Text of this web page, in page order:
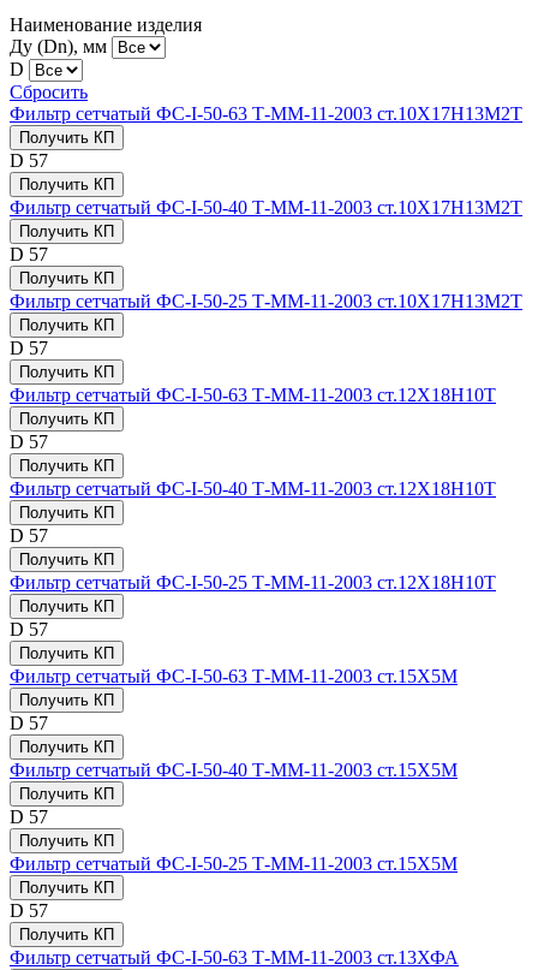
Наименование изделия
Ду (Dn), мм
D
Сбросить
Фильтр сетчатый ФС-I-50-63 Т-ММ-11-2003 ст.10Х17Н13М2Т
Получить КП
D 57
Получить КП
Фильтр сетчатый ФС-I-50-40 Т-ММ-11-2003 ст.10Х17Н13М2Т
Получить КП
D 57
Получить КП
Фильтр сетчатый ФС-I-50-25 Т-ММ-11-2003 ст.10Х17Н13М2Т
Получить КП
D 57
Получить КП
Фильтр сетчатый ФС-I-50-63 Т-ММ-11-2003 ст.12Х18Н10Т
Получить КП
D 57
Получить КП
Фильтр сетчатый ФС-I-50-40 Т-ММ-11-2003 ст.12Х18Н10Т
Получить КП
D 57
Получить КП
Фильтр сетчатый ФС-I-50-25 Т-ММ-11-2003 ст.12Х18Н10Т
Получить КП
D 57
Получить КП
Фильтр сетчатый ФС-I-50-63 Т-ММ-11-2003 ст.15Х5М
Получить КП
D 57
Получить КП
Фильтр сетчатый ФС-I-50-40 Т-ММ-11-2003 ст.15Х5М
Получить КП
D 57
Получить КП
Фильтр сетчатый ФС-I-50-25 Т-ММ-11-2003 ст.15Х5М
Получить КП
D 57
Получить КП
Фильтр сетчатый ФС-I-50-63 Т-ММ-11-2003 ст.13ХФА